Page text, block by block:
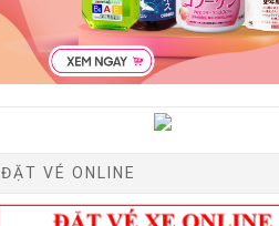
ĐẶT VÉ ONLINE